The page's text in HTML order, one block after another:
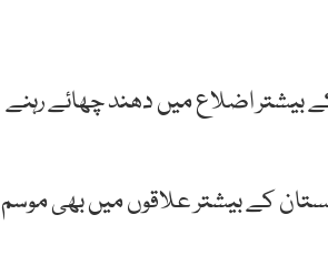
اضلاع میں دھند چھائے رہنے
کے بیشتر علاقوں میں بھی موسم